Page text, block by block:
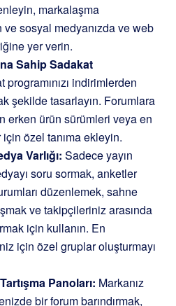
markalaşma
ve sosyal medyanızda ve web
yer verin.
Sahip Sadakat
programınızı indirimlerden
şekilde tasarlayın. Forumlara
erken ürün sürümleri veya en
özel tanıma ekleyin.
Varlığı: Sadece yayın
soru sormak, anketler
düzenlemek, sahne
ve takipçileriniz arasında
için kullanın. En
için özel gruplar oluşturmayı
Panoları: Markanız
bir forum barındırmak,